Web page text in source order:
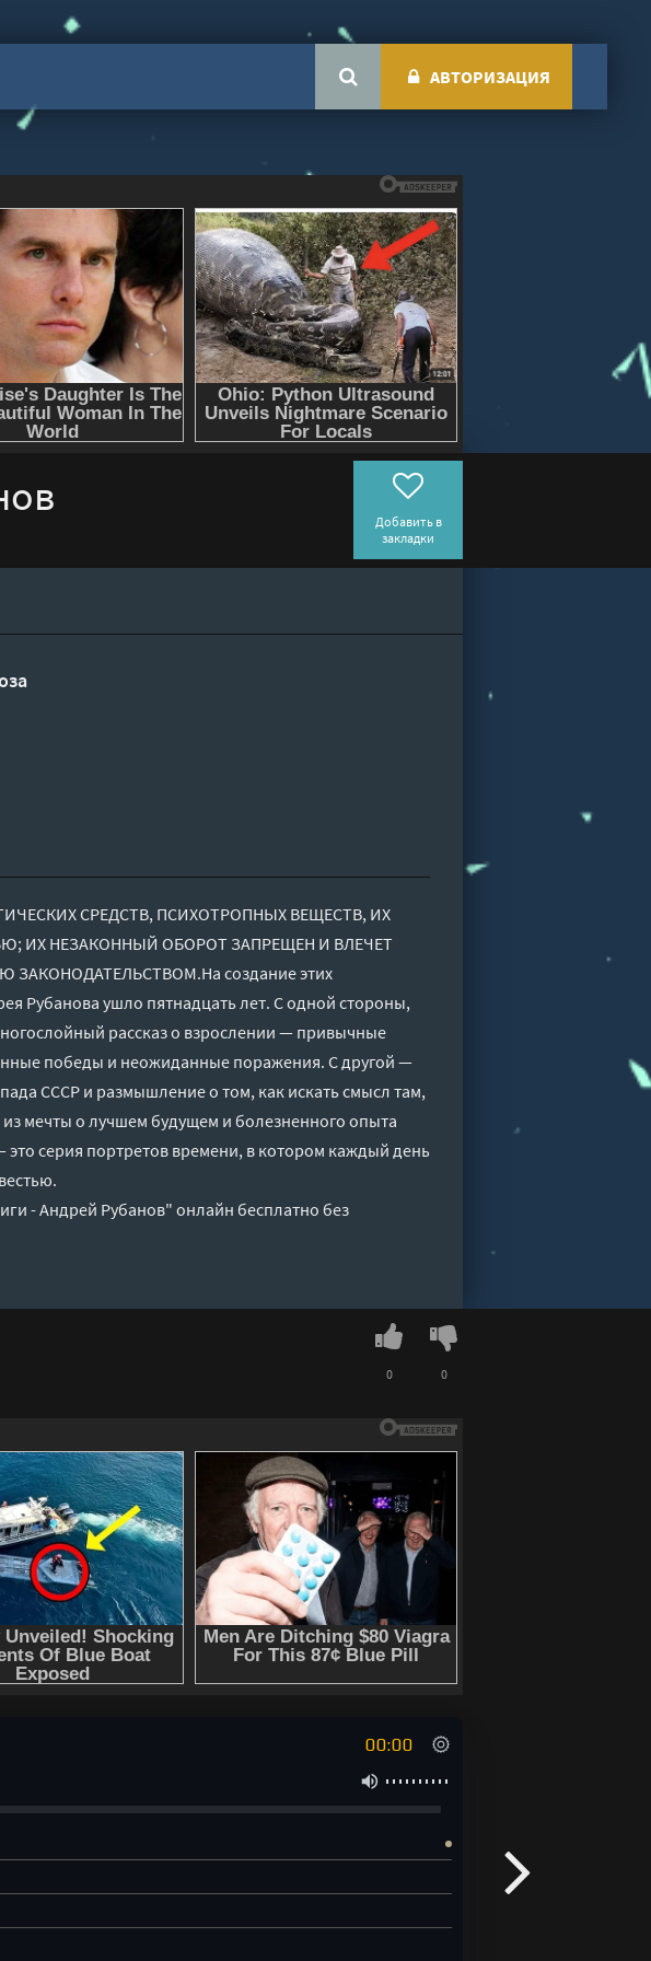
АВТОРИЗАЦИЯ
Добавить в
закладки
СРЕДСТВ, ПСИХОТРОПНЫХ ВЕЩЕСТВ, ИХ
ИХ НЕЗАКОННЫЙ ОБОРОТ ЗАПРЕЩЕН И ВЛЕЧЕТ
ЗАКОНОДАТЕЛЬСТВОМ.На создание этих
Рубанова ушло пятнадцать лет. С одной стороны,
рассказ о взрослении — привычные
победы и неожиданные поражения. С другой —
СССР и размышление о том, как искать смысл там,
из мечты о лучшем будущем и болезненного опыта
серия портретов времени, в котором каждый день
- Андрей Рубанов" онлайн бесплатно без
0 0
00:00